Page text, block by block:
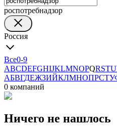
роспотребнадзор
Россия
Все0-9
ABCDEFGHIJKLMNOPQRSTU
АБВГДЕЖЗИЙКЛМНОПРСТУ
0 компаний
Ничего не нашлось